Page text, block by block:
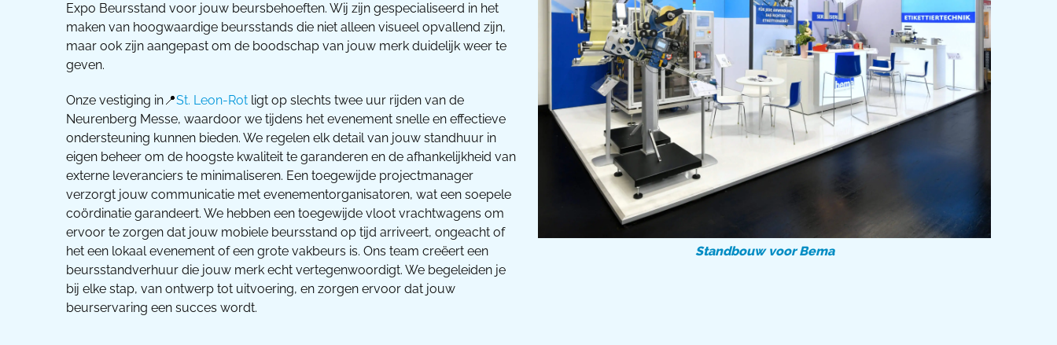
Expo Beursstand voor jouw beursbehoeften. Wij zijn gespecialiseerd in het
maken van hoogwaardige beursstands die niet alleen visueel opvallend zijn,
maar ook zijn aangepast om de boodschap van jouw merk duidelijk weer te
geven.
Onze vestiging in📍St. Leon-Rot ligt op slechts twee uur rijden van de
Neurenberg Messe, waardoor we tijdens het evenement snelle en effectieve
ondersteuning kunnen bieden. We regelen elk detail van jouw standhuur in
eigen beheer om de hoogste kwaliteit te garanderen en de afhankelijkheid van
externe leveranciers te minimaliseren. Een toegewijde projectmanager
verzorgt jouw communicatie met evenementorganisatoren, wat een soepele
coördinatie garandeert. We hebben een toegewijde vloot vrachtwagens om
ervoor te zorgen dat jouw mobiele beursstand op tijd arriveert, ongeacht of
het een lokaal evenement of een grote vakbeurs is. Ons team creëert een
beursstandverhuur die jouw merk echt vertegenwoordigt. We begeleiden je
bij elke stap, van ontwerp tot uitvoering, en zorgen ervoor dat jouw
beurservaring een succes wordt.
Standbouw voor Bema